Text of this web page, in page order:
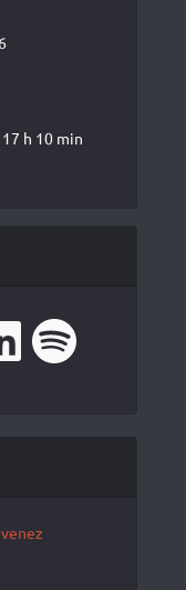
h 10 min
Spotify